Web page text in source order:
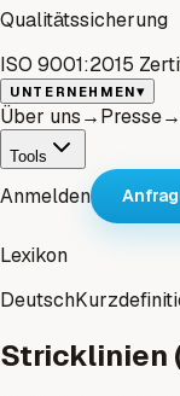
Qualitätssicherung
ISO 9001:2015
UNTERNEHMEN▾
Über uns→Presse→
Tools
Anmelden
Lexikon
Deutsch
Stricklinien